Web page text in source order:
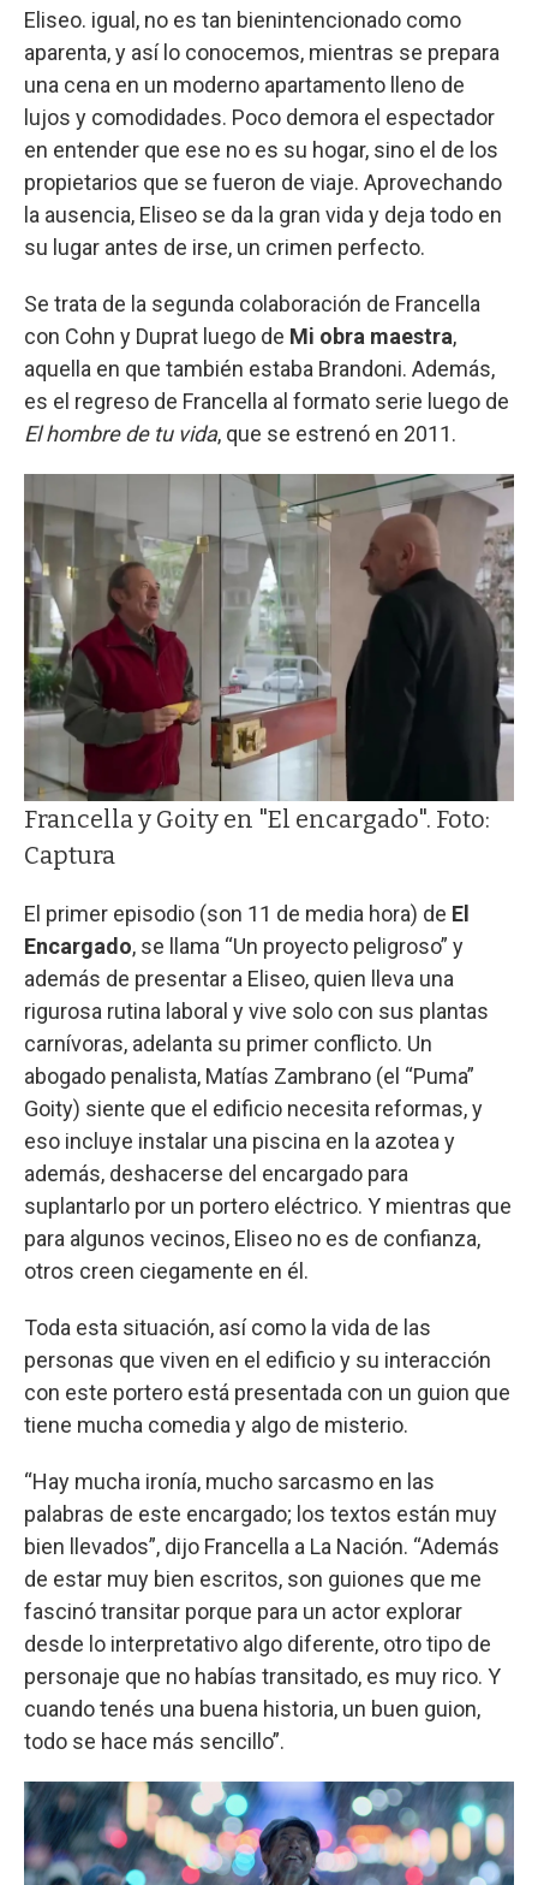
Eliseo. igual, no es tan bienintencionado como
aparenta, y así lo conocemos, mientras se prepara
una cena en un moderno apartamento lleno de
lujos y comodidades. Poco demora el espectador
en entender que ese no es su hogar, sino el de los
propietarios que se fueron de viaje. Aprovechando
la ausencia, Eliseo se da la gran vida y deja todo en
su lugar antes de irse, un crimen perfecto.
Se trata de la segunda colaboración de Francella
con Cohn y Duprat luego de Mi obra maestra,
aquella en que también estaba Brandoni. Además,
es el regreso de Francella al formato serie luego de
El hombre de tu vida, que se estrenó en 2011.
Francella y Goity en "El encargado". Foto:
Captura
El primer episodio (son 11 de media hora) de El
Encargado, se llama “Un proyecto peligroso” y
además de presentar a Eliseo, quien lleva una
rigurosa rutina laboral y vive solo con sus plantas
carnívoras, adelanta su primer conflicto. Un
abogado penalista, Matías Zambrano (el “Puma”
Goity) siente que el edificio necesita reformas, y
eso incluye instalar una piscina en la azotea y
además, deshacerse del encargado para
suplantarlo por un portero eléctrico. Y mientras que
para algunos vecinos, Eliseo no es de confianza,
otros creen ciegamente en él.
Toda esta situación, así como la vida de las
personas que viven en el edificio y su interacción
con este portero está presentada con un guion que
tiene mucha comedia y algo de misterio.
“Hay mucha ironía, mucho sarcasmo en las
palabras de este encargado; los textos están muy
bien llevados”, dijo Francella a La Nación. “Además
de estar muy bien escritos, son guiones que me
fascinó transitar porque para un actor explorar
desde lo interpretativo algo diferente, otro tipo de
personaje que no habías transitado, es muy rico. Y
cuando tenés una buena historia, un buen guion,
todo se hace más sencillo”.